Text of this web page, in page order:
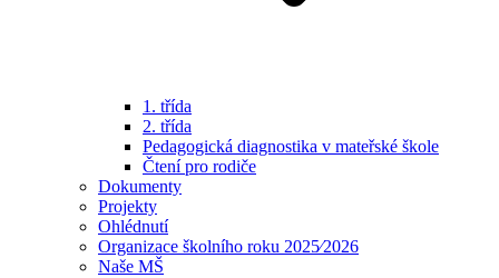
1. třída
2. třída
Pedagogická diagnostika v mateřské škole
Čtení pro rodiče
Dokumenty
Projekty
Ohlédnutí
Organizace školního roku 2025⁄2026
Naše MŠ